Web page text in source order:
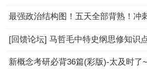
[回馈论坛] 马哲毛中特史纲思修知识
新概念考研必背36篇(彩版)-太及时了